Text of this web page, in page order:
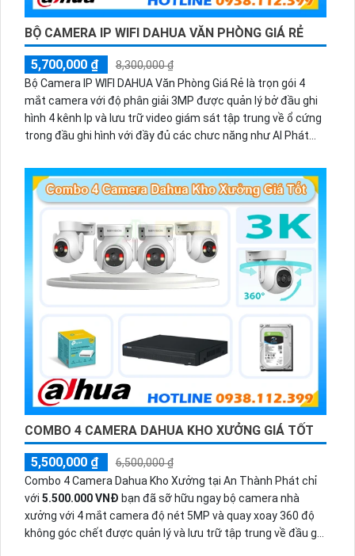
BỘ CAMERA IP WIFI DAHUA VĂN PHÒNG GIÁ RẺ
5,700,000 ₫
8,300,000 ₫
Bộ Camera IP WIFI DAHUA Văn Phòng Giá Rẻ là trọn gói 4
mắt camera với độ phân giải 3MP được quản lý bở đầu ghi
hình 4 kênh Ip và lưu trữ video giám sát tập trung về ổ cứng
trong đầu ghi hình với đầy đủ các chưc năng như AI Phát
có màu vào ban đêm
COMBO 4 CAMERA DAHUA KHO XƯỞNG GIÁ TỐT
5,500,000 ₫
6,500,000 ₫
Combo 4 Camera Dahua Kho Xưởng tại An Thành Phát chỉ
với 5.500.000 VNĐ bạn đã sỡ hữu ngay bộ camera nhà
xưởng với 4 mắt camera độ nét 5MP và quay xoay 360 độ
không góc chết được quản lý và lưu trữ tập trung về đầu ghi